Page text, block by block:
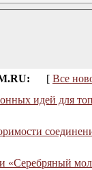
[ Все
идей для
«Серебряный